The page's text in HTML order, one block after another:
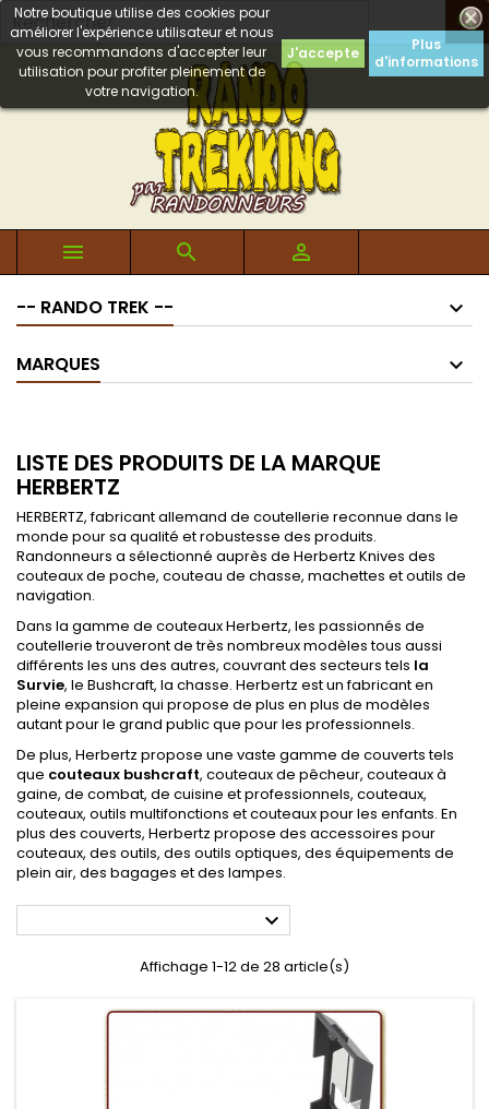

Notre boutique utilise des cookies pour
améliorer l'expérience utilisateur et nous
vous recommandons d'accepter leur
utilisation pour profiter pleinement de
votre navigation.
J'accepte
Plus
d'informations
  
-- RANDO TREK --
MARQUES
LISTE DES PRODUITS DE LA MARQUE
HERBERTZ
HERBERTZ, fabricant allemand de coutellerie reconnue dans le
monde pour sa qualité et robustesse des produits.
Randonneurs a sélectionné auprès de Herbertz Knives des
couteaux de poche, couteau de chasse, machettes et outils de
navigation.
Dans la gamme de couteaux Herbertz, les passionnés de
coutellerie trouveront de très nombreux modèles tous aussi
différents les uns des autres, couvrant des secteurs tels la
Survie, le Bushcraft, la chasse. Herbertz est un fabricant en
pleine expansion qui propose de plus en plus de modèles
autant pour le grand public que pour les professionnels.
De plus, Herbertz propose une vaste gamme de couverts tels
que couteaux bushcraft, couteaux de pêcheur, couteaux à
gaine, de combat, de cuisine et professionnels, couteaux,
couteaux, outils multifonctions et couteaux pour les enfants. En
plus des couverts, Herbertz propose des accessoires pour
couteaux, des outils, des outils optiques, des équipements de
plein air, des bagages et des lampes.

Affichage 1-12 de 28 article(s)